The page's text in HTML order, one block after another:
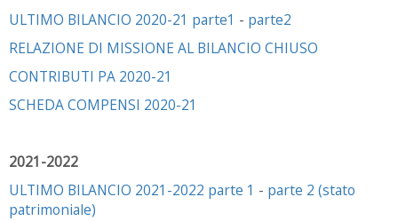
ULTIMO BILANCIO 2020-21 parte1 - parte2
RELAZIONE DI MISSIONE AL BILANCIO CHIUSO
CONTRIBUTI PA 2020-21
SCHEDA COMPENSI 2020-21
2021-2022
ULTIMO BILANCIO 2021-2022 parte 1 - parte 2 (stato
patrimoniale)